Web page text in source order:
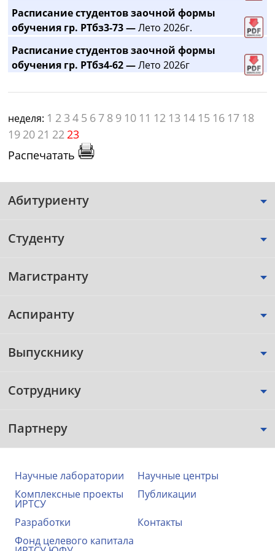
Расписание студентов заочной формы
обучения гр. РТбз3-73 —Лето 2026г.
Расписание студентов заочной формы
обучения гр. РТбз4-62 —Лето 2026г
неделя: 1 2 3 4 5 6 7 8 9 10 11 12 13 14 15 16 17 18
19 20 21 2223
Распечатать
Абитуриенту
Студенту
Магистранту
Аспиранту
Выпускнику
Сотруднику
Партнеру
Научные лаборатории
Научные центры
Комплексные проекты
ИРТСУ
Публикации
Разработки
Контакты
Фонд целевого капитала